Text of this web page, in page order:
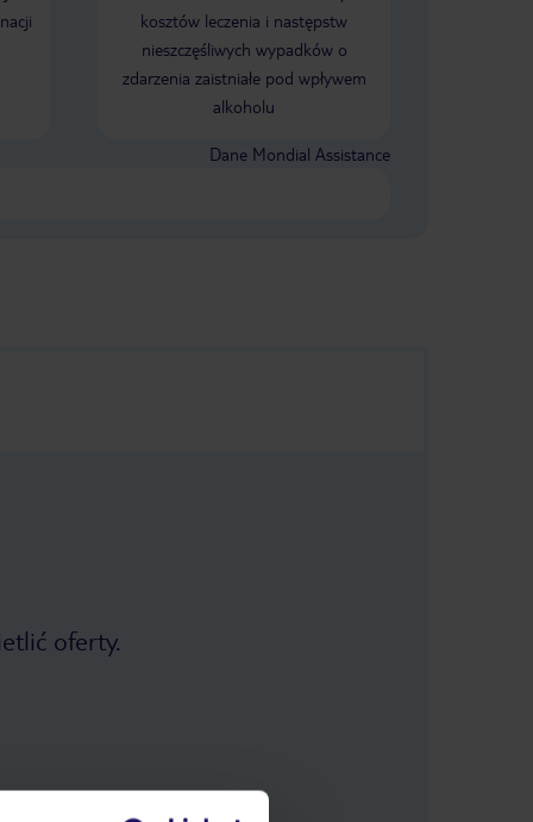
kosztów leczenia i następstw
nieszczęśliwych wypadków o
zdarzenia zaistniałe pod wpływem
alkoholu
Dane Mondial Assistance
oferty.